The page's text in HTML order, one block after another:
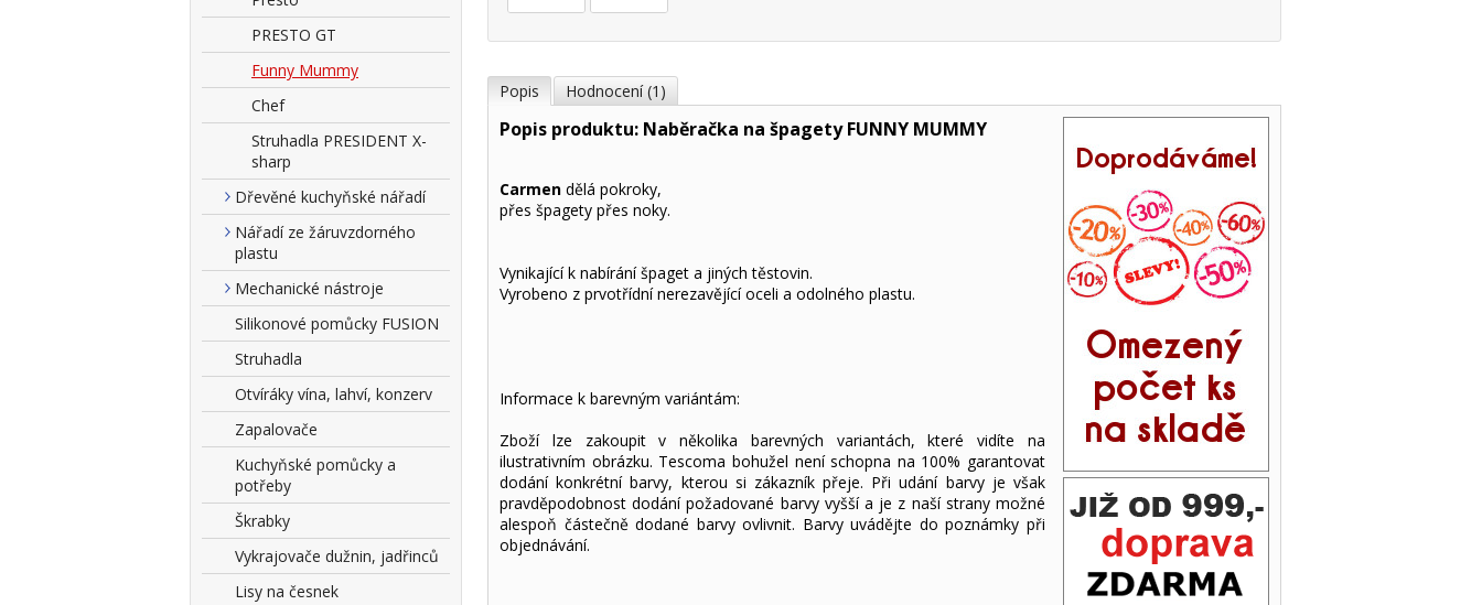
PRESTO GT
Funny Mummy
Chef
Struhadla PRESIDENT X-
sharp
Dřevěné kuchyňské nářadí
Nářadí ze žáruvzdorného
plastu
Mechanické nástroje
Silikonové pomůcky FUSION
Struhadla
Otvíráky vína, lahví, konzerv
Zapalovače
Kuchyňské pomůcky a
potřeby
Škrabky
Vykrajovače dužnin, jadřinců
Lisy na česnek
Popis Hodnocení (1)
Popis produktu: Naběračka na špagety FUNNY MUMMY
Carmen dělá pokroky,
přes špagety přes noky.
Vynikající k nabírání špaget a jiných těstovin.
Vyrobeno z prvotřídní nerezavějící oceli a odolného plastu.
Informace k barevným variántám:
Zboží lze zakoupit v několika barevných variantách, které vidíte na
ilustrativním obrázku. Tescoma bohužel není schopna na 100% garantovat
dodání konkrétní barvy, kterou si zákazník přeje. Při udání barvy je však
pravděpodobnost dodání požadované barvy vyšší a je z naší strany možné
alespoň částečně dodané barvy ovlivnit. Barvy uvádějte do poznámky při
objednávání.